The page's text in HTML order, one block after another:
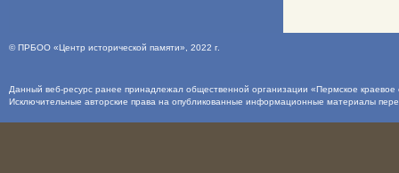
©ПРБОО «Центр исторической памяти» , 2022 г.
Данный веб-ресурс ранее принадлежал общественной организации «Пермское
Исключительные авторские права на опубликованные информационные материалы